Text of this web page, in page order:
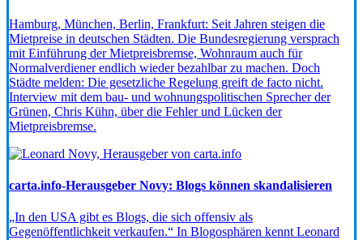
Hamburg, München, Berlin, Frankfurt: Seit Jahren steigen die
Mietpreise in deutschen Städten. Die Bundesregierung versprach
mit Einführung der Mietpreisbremse, Wohnraum auch für
Normalverdiener endlich wieder bezahlbar zu machen. Doch
Städte melden: Die gesetzliche Regelung greift de facto nicht.
Interview mit dem bau- und wohnungspolitischen Sprecher der
Grünen, Chris Kühn, über die Fehler und Lücken der
Mietpreisbremse.
carta.info-Herausgeber Novy: Blogs können skandalisieren
„In den USA gibt es Blogs, die sich offensiv als
Gegenöffentlichkeit verkaufen.“ In Blogosphären kennt Leonard